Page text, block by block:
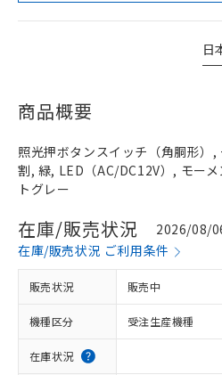
日
商品概要
照光押ボタンスイッチ（角胴形）
割, 緑, LED（AC/DC12V）, モー
トグレー
在庫/販売状況
2026/08/
在庫/販売状況 ご利用条件
販売状況 販売中
機種区分 受注生産機種
在庫状況